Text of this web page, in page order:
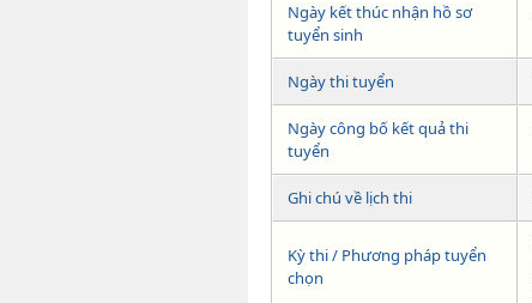
Ngày kết thúc nhận hồ sơ
tuyển sinh
Ngày thi tuyển
Ngày công bố kết quả thi
tuyển
Ghi chú về lịch thi
Kỳ thi / Phương pháp tuyển
chọn